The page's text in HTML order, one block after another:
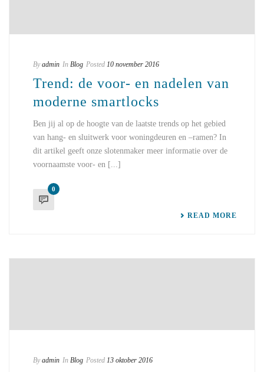
By admin In Blog Posted 10 november 2016
Trend: de voor- en nadelen van
moderne smartlocks
Ben jij al op de hoogte van de laatste trends op het gebied
van hang- en sluitwerk voor woningdeuren en –ramen? In
dit artikel geeft onze slotenmaker meer informatie over de
voornaamste voor- en [...]
0
READ MORE
By admin In Blog Posted 13 oktober 2016